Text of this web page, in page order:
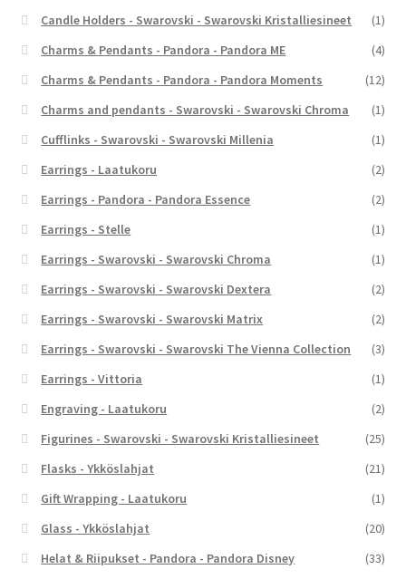
Candle Holders - Swarovski - Swarovski Kristalliesineet
(1)
Charms & Pendants - Pandora - Pandora ME
(4)
Charms & Pendants - Pandora - Pandora Moments
(12)
Charms and pendants - Swarovski - Swarovski Chroma
(1)
Cufflinks - Swarovski - Swarovski Millenia
(1)
Earrings - Laatukoru
(2)
Earrings - Pandora - Pandora Essence
(2)
Earrings - Stelle
(1)
Earrings - Swarovski - Swarovski Chroma
(1)
Earrings - Swarovski - Swarovski Dextera
(2)
Earrings - Swarovski - Swarovski Matrix
(2)
Earrings - Swarovski - Swarovski The Vienna Collection
(3)
Earrings - Vittoria
(1)
Engraving - Laatukoru
(2)
Figurines - Swarovski - Swarovski Kristalliesineet
(25)
Flasks - Ykköslahjat
(21)
Gift Wrapping - Laatukoru
(1)
Glass - Ykköslahjat
(20)
Helat & Riipukset - Pandora - Pandora Disney
(33)